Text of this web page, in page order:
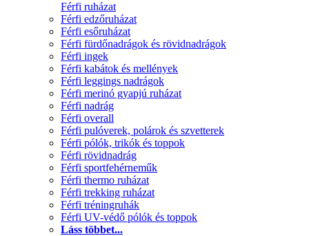
Férfi ruházat
Férfi edzőruházat
Férfi esőruházat
Férfi fürdőnadrágok és rövidnadrágok
Férfi ingek
Férfi kabátok és mellények
Férfi leggings nadrágok
Férfi merinó gyapjú ruházat
Férfi nadrág
Férfi overall
Férfi pulóverek, polárok és szvetterek
Férfi pólók, trikók és toppok
Férfi rövidnadrág
Férfi sportfehérneműk
Férfi thermo ruházat
Férfi trekking ruházat
Férfi tréningruhák
Férfi UV-védő pólók és toppok
Láss többet...